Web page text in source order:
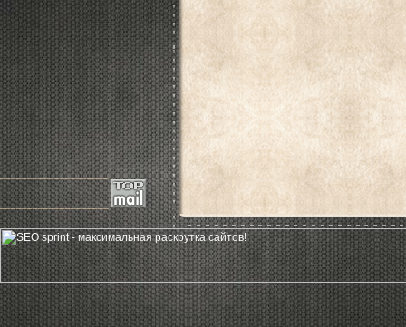
____________________
____________________
____________________